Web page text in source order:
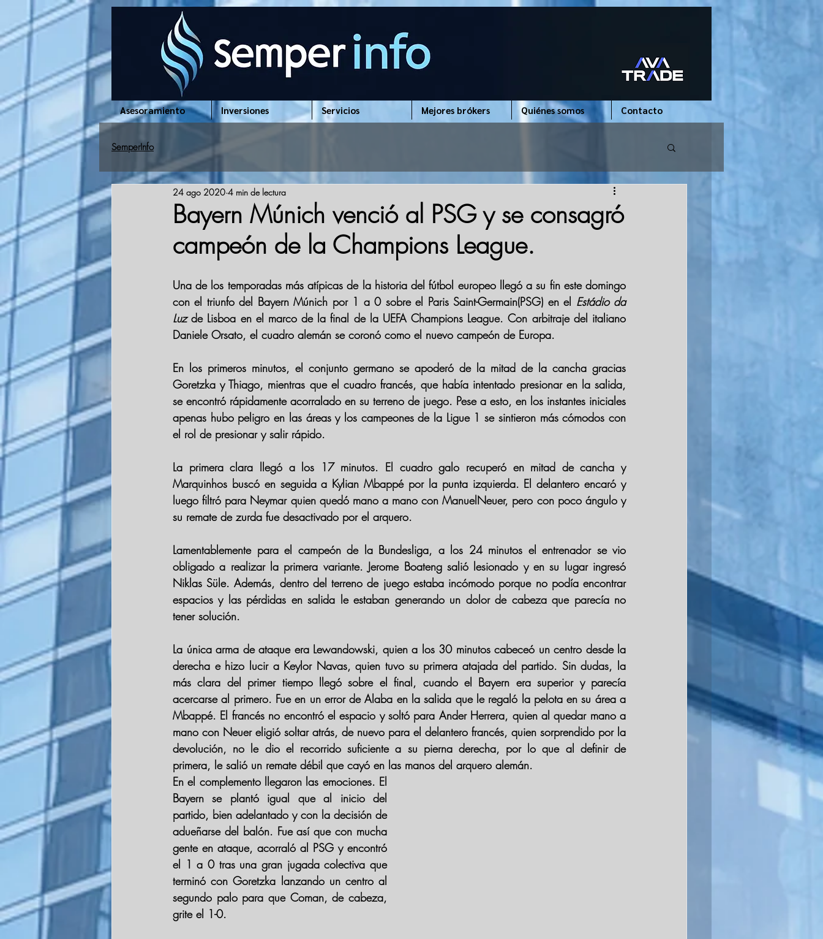
Asesoramiento Inversiones Servicios Mejores brókers Quiénes somos Contacto
SemperInfo
Bayern Múnich venció al PSG y se consagró
campeón de la Champions League.
24 ago 2020 4 min de lectura
Una de los temporadas más atípicas de la historia del fútbol europeo llegó a su fin este domingo
con el triunfo del Bayern Múnich por 1 a 0 sobre el Paris Saint-Germain(PSG) en el Estádio da
Luz de Lisboa en el marco de la final de la UEFA Champions League. Con arbitraje del italiano
Daniele Orsato, el cuadro alemán se coronó como el nuevo campeón de Europa.
Goretzka y Thiago, mientras que el cuadro francés, que había intentado presionar en la salida,
se encontró rápidamente acorralado en su terreno de juego. Pese a esto, en los instantes iniciales
apenas hubo peligro en las áreas y los campeones de la Ligue 1 se sintieron más cómodos con
el rol de presionar y salir rápido.
La primera clara llegó a los 17 minutos. El cuadro galo recuperó en mitad de cancha y
Marquinhos buscó en seguida a Kylian Mbappé por la punta izquierda. El delantero encaró y
luego filtró para Neymar quien quedó mano a mano con ManuelNeuer, pero con poco ángulo y
su remate de zurda fue desactivado por el arquero.
Lamentablemente para el campeón de la Bundesliga, a los 24 minutos el entrenador se vio
obligado a realizar la primera variante. Jerome Boateng
Niklas Süle. Además, dentro del terreno de juego estaba incómodo porque no podía encontrar
espacios y las pérdidas en salida le estaban generando un dolor de cabeza que parecía no
tener solución.
La única arma de ataque era Lewandowski, quien a los 30 minutos cabeceó un centro desde la
derecha e hizo lucir a Keylor Navas, quien tuvo su primera atajada del partido. Sin dudas, la
más clara del primer tiempo llegó sobre el final, cuando el Bayern era superior y parecía
acercarse al primero. Fue en un error de Alaba
Mbappé. El francés no encontró el espacio y soltó para Ander Herrera, quien al quedar mano a
mano con Neuer eligió soltar atrás, de nuevo para el delantero francés, quien sorprendido por la
devolución, no le dio el recorrido suficiente a su pierna derecha, por lo que al definir de
primera, le salió un remate débil que cayó en las manos del arquero alemán.
Bayern se plantó igual que al inicio del
partido, bien adelantado y con la decisión de
adueñarse del balón. Fue así que con mucha
gente en ataque, acorraló al PSG y encontró
el 1 a 0 tras una gran jugada colectiva que
terminó con Goretzka lanzando un centro al
segundo palo para que Coman, de cabeza,
grite el 1-0.